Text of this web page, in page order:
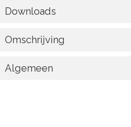
Downloads
Omschrijving
Algemeen